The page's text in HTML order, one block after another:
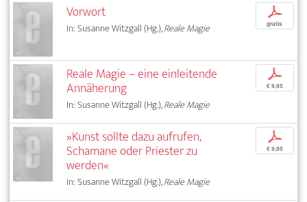
Vorwort
In: Susanne Witzgall (Hg.),Reale Magie
p
gratis
Reale Magie – eine einleitende
Annäherung
In: Susanne Witzgall (Hg.),Reale Magie
p
€ 9,95
»Kunst sollte dazu aufrufen,
Schamane oder Priester zu
werden«
In: Susanne Witzgall (Hg.),Reale Magie
p
€ 9,95